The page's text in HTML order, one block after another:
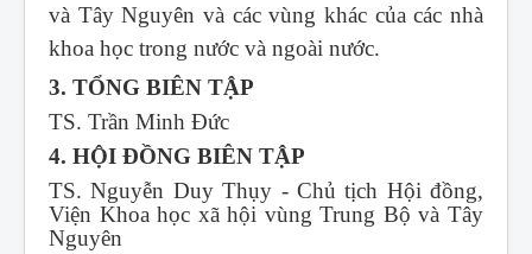
và Tây Nguyên và các vùng khác của các nhà
khoa học trong nước và ngoài nước.
3. TỔNG BIÊN TẬP
TS. Trần Minh Đức
4. HỘI ĐỒNG BIÊN TẬP
TS. Nguyễn Duy Thụy - Chủ tịch Hội đồng,
Viện Khoa học xã hội vùng Trung Bộ và Tây
Nguyên